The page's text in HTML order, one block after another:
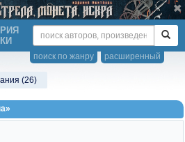
расширенный
поиск по жанру
(26)